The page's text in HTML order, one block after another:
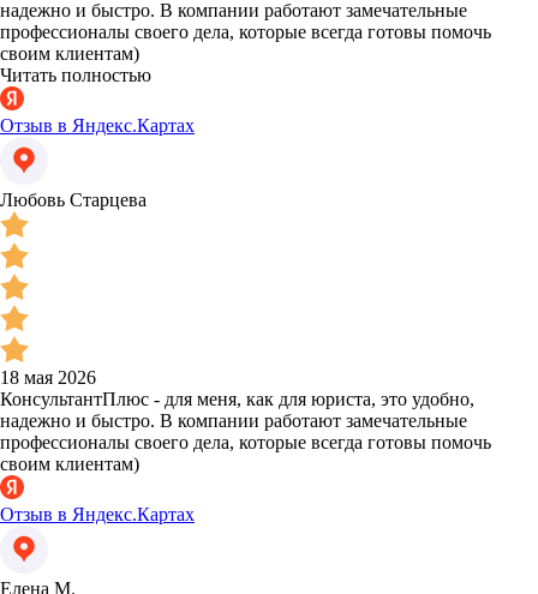
надежно и быстро. В компании работают замечательные
профессионалы своего дела, которые всегда готовы помочь
своим клиентам)
Читать полностью
Отзыв в Яндекс.Картах
Любовь Старцева
18 мая 2026
КонсультантПлюс - для меня, как для юриста, это удобно,
надежно и быстро. В компании работают замечательные
профессионалы своего дела, которые всегда готовы помочь
своим клиентам)
Отзыв в Яндекс.Картах
Елена М.